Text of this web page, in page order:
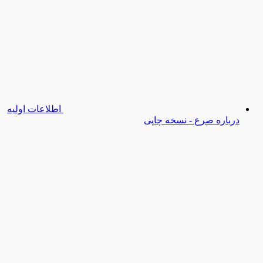
اطلاعات اولیه
درباره صرع - نسخه چاپی